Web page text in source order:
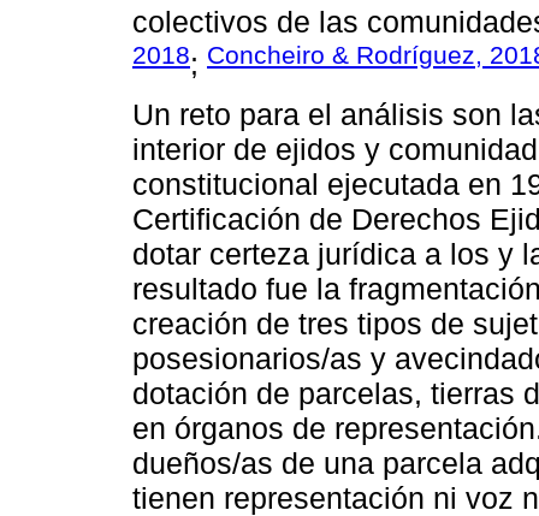
colectivos de las
2018; Concheiro & Rodríguez,
Un reto para el análisis son
interior de ejidos y
constitucional ejecutada en
Certificación de Derechos
dotar certeza jurídica a los y
resultado fue la
creación de tres tipos de
posesionarios/as y
dotación de parcelas, tierras
en órganos de
dueños/as de una parcela
tienen representación ni voz